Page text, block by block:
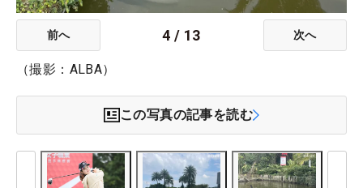
前へ 4 / 13 次へ
（撮影：ALBA）
この写真の記事を読む